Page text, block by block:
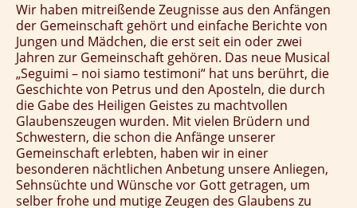
Wir haben mitreißende Zeugnisse aus den Anfängen
der Gemeinschaft gehört und einfache Berichte von
Jungen und Mädchen, die erst seit ein oder zwei
Jahren zur Gemeinschaft gehören. Das neue Musical
„Seguimi – noi siamo testimoni“ hat uns berührt, die
Geschichte von Petrus und den Aposteln, die durch
die Gabe des Heiligen Geistes zu machtvollen
Glaubenszeugen wurden. Mit vielen Brüdern und
Schwestern, die schon die Anfänge unserer
Gemeinschaft erlebten, haben wir in einer
besonderen nächtlichen Anbetung unsere Anliegen,
Sehnsüchte und Wünsche vor Gott getragen, um
selber frohe und mutige Zeugen des Glaubens zu